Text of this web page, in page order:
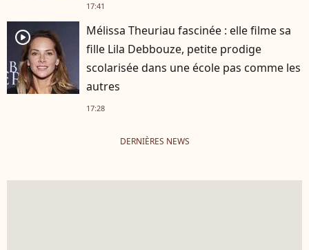
17:41
player2
Mélissa Theuriau fascinée : elle filme sa
fille Lila Debbouze, petite prodige
scolarisée dans une école pas comme les
autres
17:28
DERNIÈRES NEWS